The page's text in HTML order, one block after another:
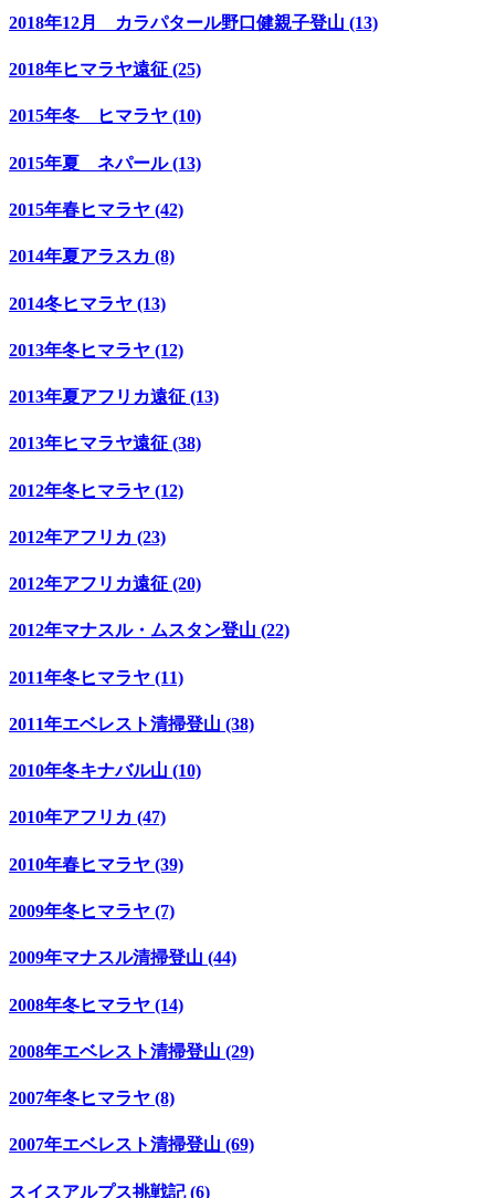
2018年12月 カラパタール野口健親子登山 (13)
2018年ヒマラヤ遠征 (25)
2015年冬 ヒマラヤ (10)
2015年夏 ネパール (13)
2015年春ヒマラヤ (42)
2014年夏アラスカ (8)
2014冬ヒマラヤ (13)
2013年冬ヒマラヤ (12)
2013年夏アフリカ遠征 (13)
2013年ヒマラヤ遠征 (38)
2012年冬ヒマラヤ (12)
2012年アフリカ (23)
2012年アフリカ遠征 (20)
2012年マナスル・ムスタン登山 (22)
2011年冬ヒマラヤ (11)
2011年エベレスト清掃登山 (38)
2010年冬キナバル山 (10)
2010年アフリカ (47)
2010年春ヒマラヤ (39)
2009年冬ヒマラヤ (7)
2009年マナスル清掃登山 (44)
2008年冬ヒマラヤ (14)
2008年エベレスト清掃登山 (29)
2007年冬ヒマラヤ (8)
2007年エベレスト清掃登山 (69)
スイスアルプス挑戦記 (6)